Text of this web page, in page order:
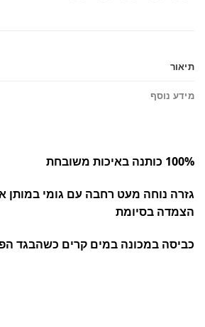
תיאור
מידע נוסף
100% כותנה באיכות משובחת
גזרה נוחה מעט רחבה עם גומי במותן
הצמדה בסיומת
כביסה במכונה במים קרים כשהבגד